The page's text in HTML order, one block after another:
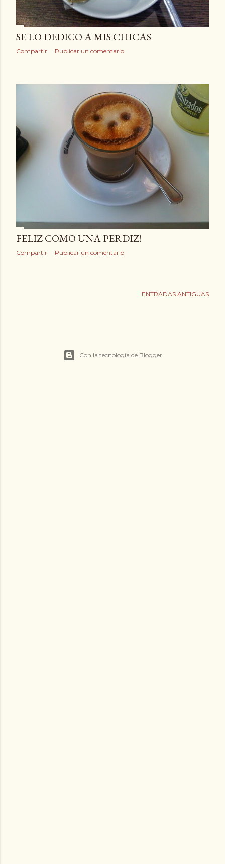
SE LO DEDICO A MIS CHICAS
Compartir Publicar un comentario
FELIZ COMO UNA PERDIZ!
Compartir Publicar un comentario
ENTRADAS ANTIGUAS
Con la tecnología de Blogger